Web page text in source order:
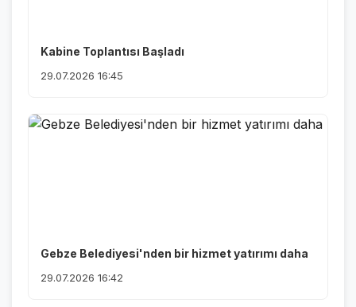
Kabine Toplantısı Başladı
29.07.2026 16:45
Gebze Belediyesi'nden bir hizmet yatırımı daha
29.07.2026 16:42